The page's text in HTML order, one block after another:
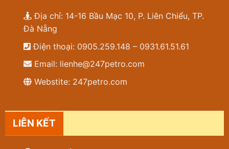
Địa chỉ: 14-16 Bầu Mạc 10, P. Liên Chiểu, TP.
Đà Nẵng
Điện thoại: 0905.259.148 – 0931.61.51.61
Email: lienhe@247petro.com
Webstite: 247petro.com
LIÊN KẾT